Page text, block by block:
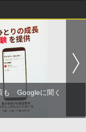
も Googleに聞く